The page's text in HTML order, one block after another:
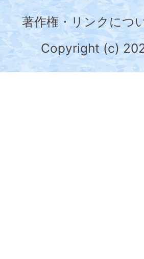
奈
川
県
の
著作権・リンクにつ
Copyright (c)